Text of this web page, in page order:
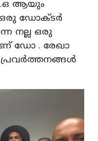
.ഒ ആയും
ഒരു ഡോക്ടർ
നല്ല ഒരു
ഡോ . രേഖാ
പ്രവർത്തനങ്ങൾ